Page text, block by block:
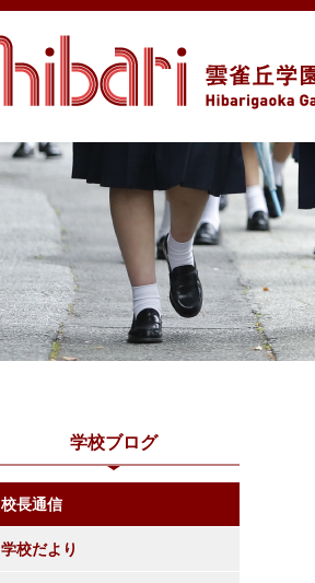
学校ブログ
校長通信
学校だより